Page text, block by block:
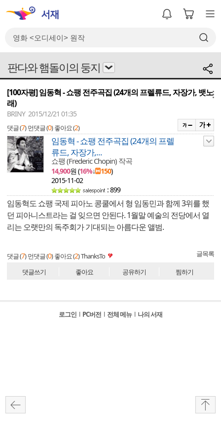
판다와 햄돌이의 둥지
[100자평] 임동혁 - 쇼팽 전주곡집 (24개의 프렐류드, 자장가, 뱃노
래)
BRINY 2015/12/21 01:35
댓글 (7) 먼댓글 (0) 좋아요 (2)
임동혁 - 쇼팽 전주곡집 (24개의 프렐
류드, 자장가,...
쇼팽 (Frederic Chopin) 작곡
14,900원 (16%↓ 150)
2015-11-02
: 899
임동혁도 쇼팽 국제 피아노 콩쿨에서 형 임동민과 함께 3위를 했
던 피아니스트라는 걸 잊으면 안된다. 1월말 예술의 전당에서 열
리는 오랫만의 독주회가 기대되는 아름다운 앨범.
댓글 (7) 먼댓글 (0) 좋아요 (2)ThanksTo 글목록
댓글쓰기 좋아요 공유하기 찜하기
로그인 l PC버전 l 전체 메뉴 l 나의 서재